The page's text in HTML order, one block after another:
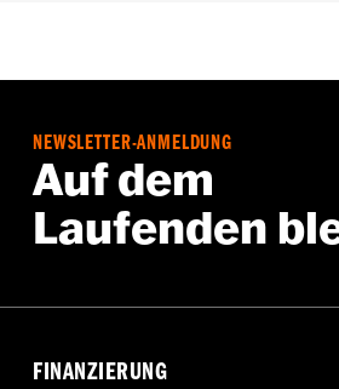
NEWSLETTER-ANMELDUNG
Auf dem
Laufenden
FINANZIERUNG